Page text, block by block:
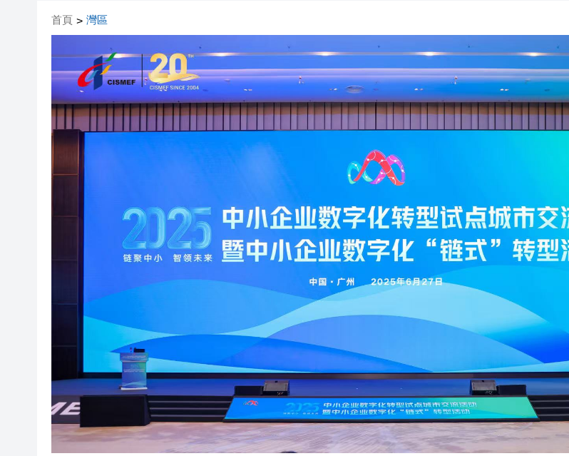
閩粵贛三地漢樂藝術家齊聚深圳，共奏客家文化傳承新篇章
有片丨外交部回應特朗普委內瑞拉石油言論 拉美國家有權自主選擇合作夥伴
50餘位頂尖專家共話時代命題
海南澄邁文儒煥新升級 五組數據見證文儒沉香從傳統邁向現代
梁振英率港區全國政協委員考察團來瓊考察
2025年海南儋州以舊換新帶動消費約18億元
山東26戶省屬國企去年合計營收2.58萬億 利潤總額近936億
瀋陽鐵西校園閱讀活動解鎖閱讀新玩法
閩粵贛三地漢樂藝術家齊聚深圳，共奏客家文化傳承新篇章
有片丨外交部回應特朗普委內瑞拉石油言論 拉美國家有權自主選擇合作夥伴
首頁 > 灣區